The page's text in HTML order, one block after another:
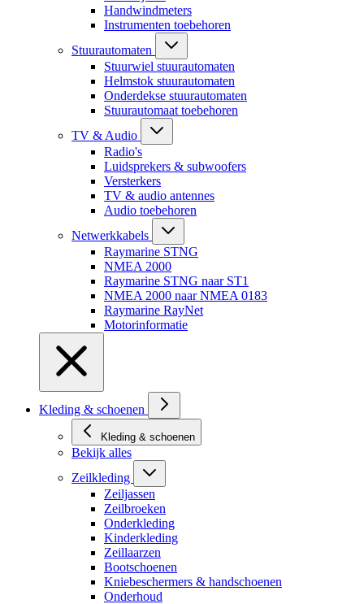
Handwindmeters
Instrumenten toebehoren
Stuurautomaten
Stuurwiel stuurautomaten
Helmstok stuurautomaten
Onderdekse stuurautomaten
Stuurautomaat toebehoren
TV & Audio
Radio's
Luidsprekers & subwoofers
Versterkers
TV & audio antennes
Audio toebehoren
Netwerkkabels
Raymarine STNG
NMEA 2000
Raymarine STNG naar ST1
NMEA 2000 naar NMEA 0183
Raymarine RayNet
Motorinformatie
Kleding & schoenen
Kleding & schoenen
Bekijk alles
Zeilkleding
Zeiljassen
Zeilbroeken
Onderkleding
Kinderkleding
Zeillaarzen
Bootschoenen
Kniebeschermers & handschoenen
Onderhoud